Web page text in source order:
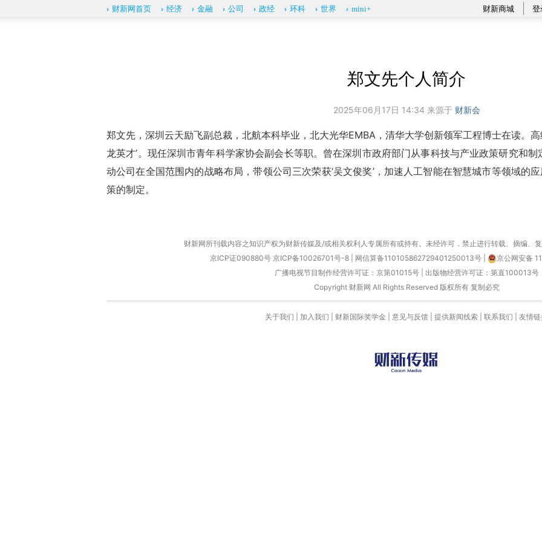
财新商城 登
财新网首页 经济 金融 公司 政经 环科 世界 mini+
郑文先个人简介
2025年06月17日 14:34 来源于 财新会
郑文先，深圳云天励飞副总裁，北航本科毕业，北大光华EMBA，清华大学创新领军工程博士在读。
龙英才’。现任深圳市青年科学家协会副会长等职。曾在深圳市政府部门从事科技与产业政策研究和
动公司在全国范围内的战略布局，带领公司三次荣获‘吴文俊奖’，加速人工智能在智慧城市等领域的
策的制定。
财新网所刊载内容之知识产权为财新传媒及/或相关权利人专属所有或持有。未经许可，禁止进行转载、摘编、
京ICP证090880号 京ICP备10026701号-8 网信算备110105862729401250013号
京公网安备
广播电视节目制作经营许可证：京第01015号| 出版物经营许可证：第直100013号
Copyright 财新网 All Rights Reserved 版权所有 复制必究
关于我们 加入我们 财新国际奖学金 意见与反馈 提供新闻线索 联系我们 友情